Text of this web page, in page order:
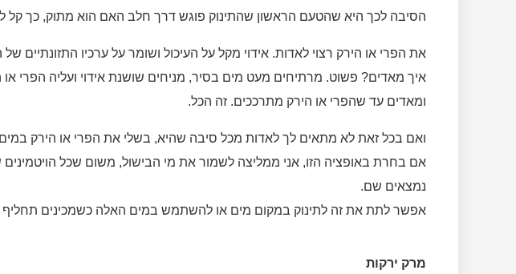
הסיבה לכך היא שהטעם הראשון שהתינוק פוגש דרך חלב האם הוא מתוק, כך קל
את הפרי או הירק רצוי לאדות. אידוי מקל על העיכול ושומר על ערכיו התזונתיים של
איך מאדים? פשוט. מרתיחים מעט מים בסיר, מניחים שושנת אידוי ועליה הפרי
ומאדים עד שהפרי או הירק מתרככים. זה הכל.
ואם בכל זאת לא מתאים לך לאדות מכל סיבה שהיא, בשלי את הפרי או הירק
אם בחרת באופציה הזו, אני ממליצה לשמור את מי הבישול, משום שכל
נמצאים שם.
אפשר לתת את זה לתינוק במקום מים או להשתמש במים האלה כשמכינים
מרק ירקות